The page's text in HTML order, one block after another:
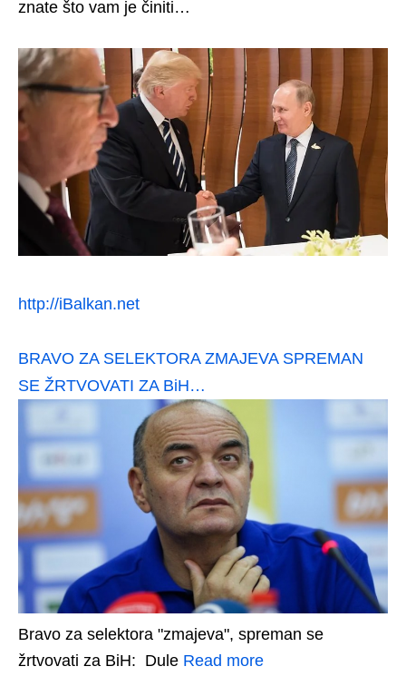
znate što vam je činiti…
http://iBalkan.net
BRAVO ZA SELEKTORA ZMAJEVA SPREMAN
SE ŽRTVOVATI ZA BiH…
Bravo za selektora "zmajeva", spreman se
žrtvovati za BiH: Dule Read more